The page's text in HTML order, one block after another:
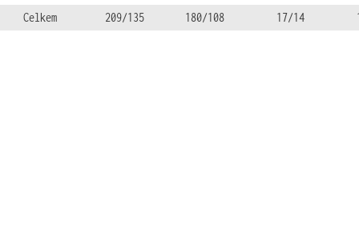
Celkem
209/135 180/108 17/14